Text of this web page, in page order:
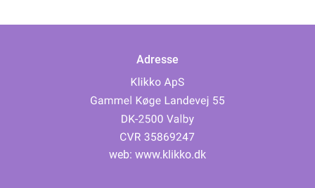
Adresse
web: www.klikko.dk